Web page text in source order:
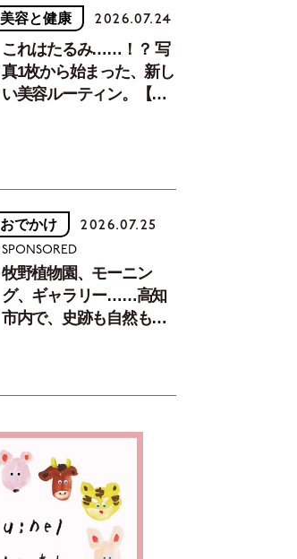
美容と健康 2026.07.24
これはたるみ……！？ 写
真1枚から始まった、新し
い美容ルーティン。【中
おでかけ 2026.07.25
SPONSORED
牧野植物園、モーニン
グ、ギャラリー……高知
市内で、史跡も自然もグ